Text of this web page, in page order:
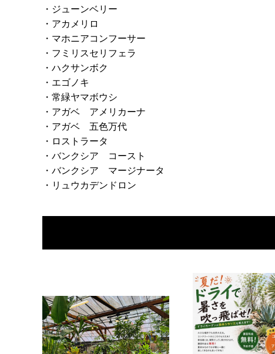
・ジューンベリー
・アカメリロ
・マホニアコンフーサー
・フミリスセリフェラ
・ハクサンボク
・エゴノキ
・常緑ヤマボウシ
・アガベ アメリカーナ
・アガベ 五色万代
・ロストラータ
・バンクシア コースト
・バンクシア マージナータ
・リュウカデンドロン